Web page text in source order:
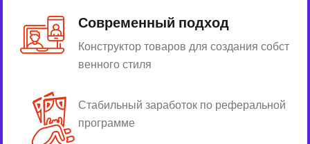
Современный подход
Конструктор товаров для создания собст
венного стиля
Стабильный заработок по реферальной
программе